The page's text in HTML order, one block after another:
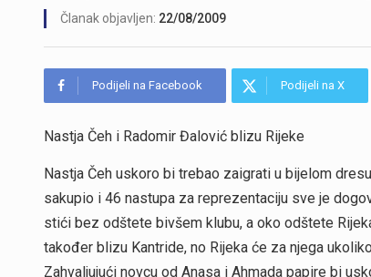
Članak objavljen: 22/08/2009
Podijeli na Facebook Podijeli na X
Nastja Čeh i Radomir Đalović blizu Rijeke
Nastja Čeh uskoro bi trebao zaigrati u bijelom
sakupio i 46 nastupa za reprezentaciju sve je
stići bez odštete bivšem klubu, a oko odštete
također blizu Kantride, no Rijeka će za njega
Zahvaljujući novcu od Anasa i Ahmada papire bi